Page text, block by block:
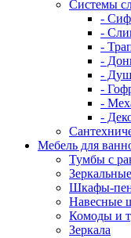
Системы
-
-
-
-
-
-
-
-
Мебель для
Тумбы с
Шкафы-
Навесные
Комоды и
Зеркала